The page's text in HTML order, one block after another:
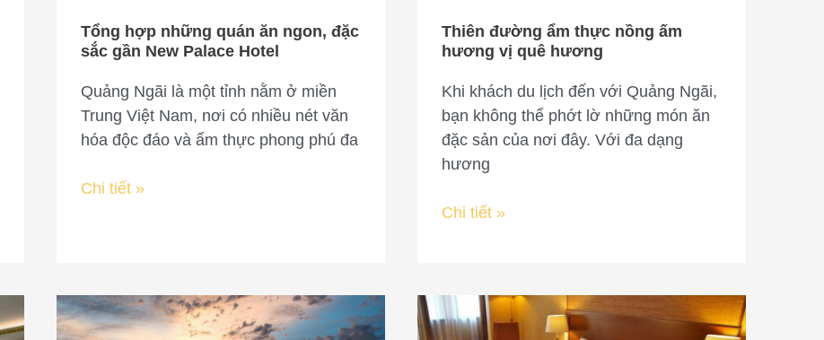
Tổng hợp những quán ăn ngon, đặc
sắc gần New Palace Hotel
Quảng Ngãi là một tỉnh nằm ở miền
Trung Việt Nam, nơi có nhiều nét văn
hóa độc đáo và ẩm thực phong phú đa
New
Palace
Hotel
Chi tiết »
Thiên đường ẩm thực nồng ấm
hương vị quê hương
Khi khách du lịch đến với Quảng Ngãi,
bạn không thể phớt lờ những món ăn
đặc sản của nơi đây. Với đa dạng
hương
hương
Chi tiết »
Địa
điểm
Giá
khách